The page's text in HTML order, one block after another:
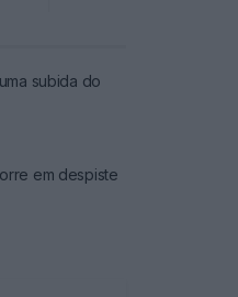
subida do
em despiste